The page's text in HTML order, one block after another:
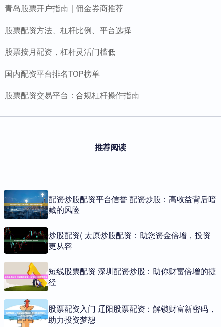
青岛股票开户指南｜佣金券商推荐
股票配资方法、杠杆比例、平台选择
股票按月配资，杠杆灵活门槛低
国内配资平台排名TOP榜单
股票配资交易平台：合规杠杆操作指南
推荐阅读
配资炒股配资平台信誉 配资炒股：高收益背后暗
藏的风险
炒股配资( 太原炒股配资：助您资金倍增，投资
更从容
短线股票配资 深圳配资炒股：助你财富倍增的捷
径
股票配资入门 辽阳股票配资：解锁财富新密码，
助力投资梦想